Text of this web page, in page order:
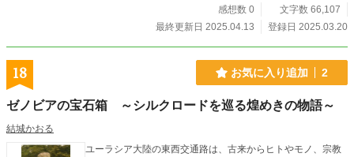
感想数 0
文字数 66,107
最終更新日 2025.04.13
登録日 2025.03.20
18 お気に入り追加 2
ゼノビアの宝石箱 ～シルクロードを巡る煌めきの物語～
結城かおる
ユーラシア大陸の東西交通路は、古来からヒトやモノ、宗教